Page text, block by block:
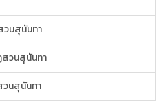
วนสุนันทา
วนสุนันทา
วนสุนันทา